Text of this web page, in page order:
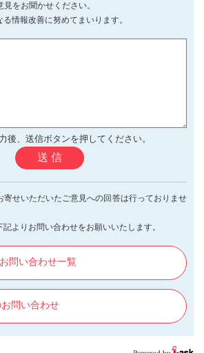
をお聞かせください。
情報改善に努めてまいります。
後、送信ボタンを押してください。
送 信
寄せいただいたご意見への回答は行っておりませ
よりお問い合わせをお願いいたします。
問い合わせ一覧
問い合わせ